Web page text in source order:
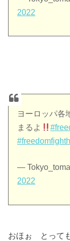
2022
ヨーロッパ各
まるよ
—
2022
おほぉ とって